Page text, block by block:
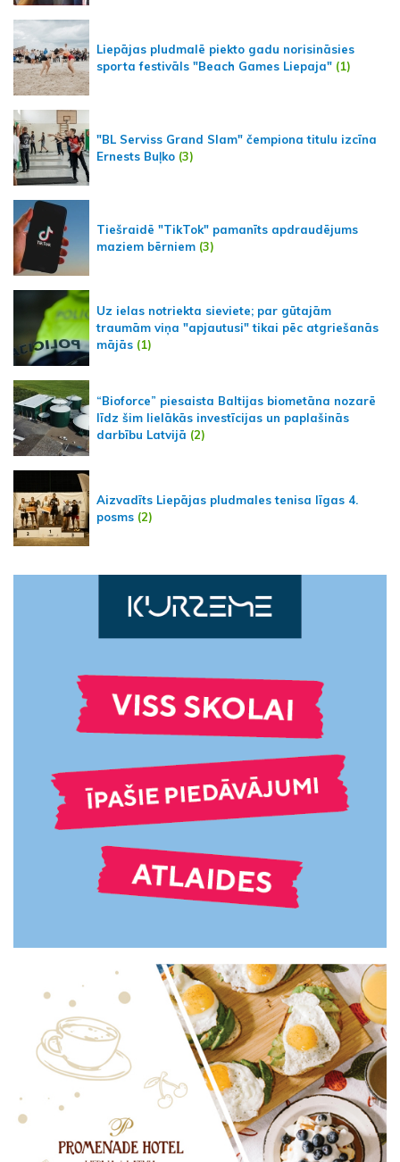
Liepājas pludmalē piekto gadu norisināsies
sporta festivāls "Beach Games Liepaja" (1)
"BL Serviss Grand Slam" čempiona titulu izcīna
Ernests Buļko (3)
Tiešraidē "TikTok" pamanīts apdraudējums
maziem bērniem (3)
Uz ielas notriekta sieviete; par gūtajām
traumām viņa "apjautusi" tikai pēc atgriešanās
mājās (1)
“Bioforce” piesaista Baltijas biometāna nozarē
līdz šim lielākās investīcijas un paplašinās
darbību Latvijā (2)
Aizvadīts Liepājas pludmales tenisa līgas 4.
posms (2)